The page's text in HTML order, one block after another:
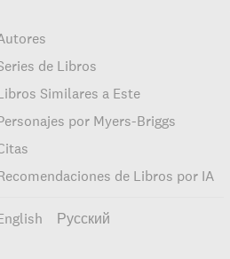
de Libros
Similares a Este
por Myers-Briggs
de Libros por IA
Русский